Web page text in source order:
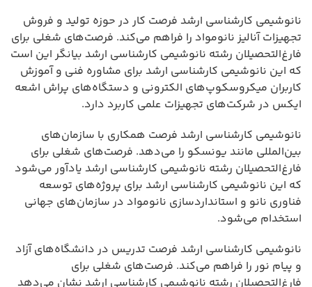
نانوشیمی کارشناسی ارشد فرصت کار در حوزه تولید و فروش
تجهیزات آنالیز نانومواد را فراهم می‌کند. فرصت‌های شغلی برای
فارغ‌التحصیلان رشته نانوشیمی کارشناسی ارشد بیانگر این است
که این نانوشیمی کارشناسی ارشد برای مشاوره فنی و آموزش
کاربران میکروسکوپ‌های الکترونی و دستگاه‌های پراش اشعه
ایکس در شرکت‌های تجهیزات علمی کاربرد دارد.
نانوشیمی کارشناسی ارشد فرصت همکاری با سازمان‌های
بین‌المللی مانند یونسکو را می‌دهد. فرصت‌های شغلی برای
فارغ‌التحصیلان رشته نانوشیمی کارشناسی ارشد یادآور می‌شود
که این نانوشیمی کارشناسی ارشد برای پروژه‌های توسعه
فناوری نانو و استانداردسازی نانومواد در سازمان‌های جهانی
استخدام می‌شود.
نانوشیمی کارشناسی ارشد فرصت تدریس در دانشگاه‌های آزاد
و پیام نور را فراهم می‌کند. فرصت‌های شغلی برای
فارغ‌التحصیلان رشته نانوشیمی کارشناسی ارشد نشان می‌دهد